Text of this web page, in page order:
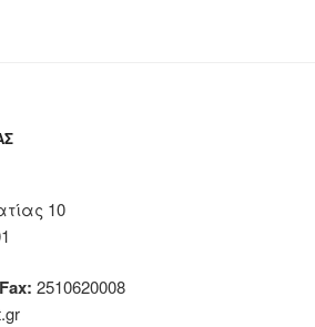
10
Fax: 2510620008